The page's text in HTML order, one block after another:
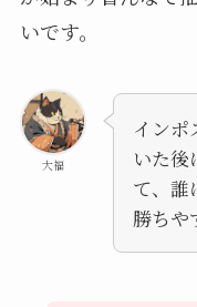
いです。
大福
インポ
いた後
て、誰
勝ちや